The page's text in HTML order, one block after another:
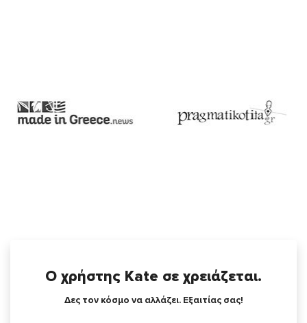
Ο χρήστης Kate σε χρειάζεται.
Δες τον κόσμο να αλλάζει. Εξαιτίας σας!